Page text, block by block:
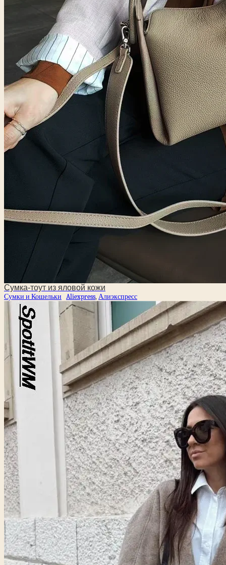
Сумка-тоут из яловой кожи
Сумки и Кошельки Aliexpress,Алиэкспресс